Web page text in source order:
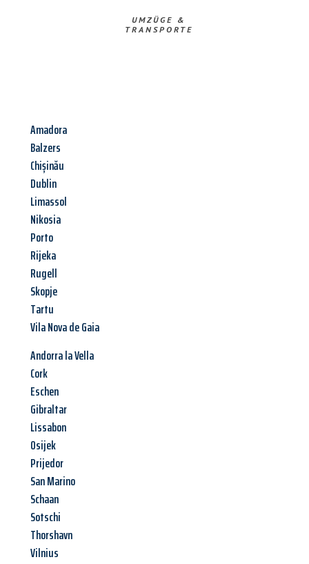
UMZÜGE &
TRANSPORTE
Amadora
Balzers
Chișinău
Dublin
Limassol
Nikosia
Porto
Rijeka
Rugell
Skopje
Tartu
Vila Nova de Gaia
Andorra la Vella
Cork
Eschen
Gibraltar
Lissabon
Osijek
Prijedor
San Marino
Schaan
Sotschi
Thorshavn
Vilnius